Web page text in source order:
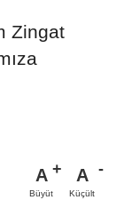
Zingat
A
Büyüt
A
Küçült